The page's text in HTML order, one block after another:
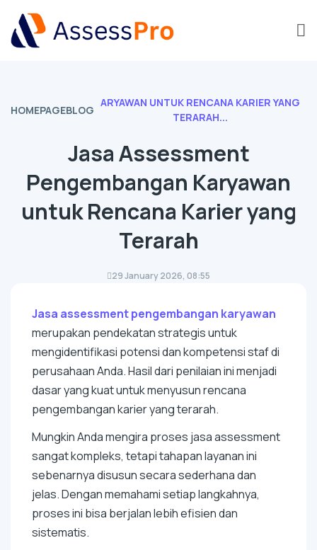
HOMEPAGEBLOG
ARYAWAN UNTUK RENCANA KARIER YANG
TERARAH...
Jasa Assessment
Pengembangan Karyawan
untuk Rencana Karier yang
Terarah
29 January 2026, 08:55
Jasa assessment pengembangan karyawan
merupakan pendekatan strategis untuk
mengidentifikasi potensi dan kompetensi staf di
perusahaan Anda. Hasil dari penilaian ini menjadi
dasar yang kuat untuk menyusun rencana
pengembangan karier yang terarah.
Mungkin Anda mengira proses jasa assessment
sangat kompleks, tetapi tahapan layanan ini
sebenarnya disusun secara sederhana dan
jelas. Dengan memahami setiap langkahnya,
proses ini bisa berjalan lebih efisien dan
sistematis.